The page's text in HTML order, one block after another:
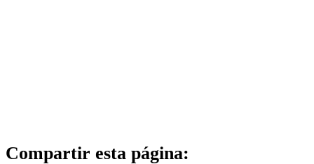
Compartir esta página: